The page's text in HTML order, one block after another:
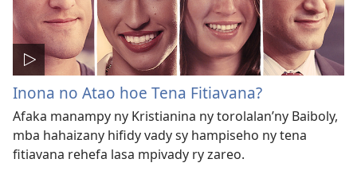
Inona no Atao hoe Tena Fitiavana?
Afaka manampy ny Kristianina ny torolalan’ny Baiboly,
mba hahaizany hifidy vady sy hampiseho ny tena
fitiavana rehefa lasa mpivady ry zareo.